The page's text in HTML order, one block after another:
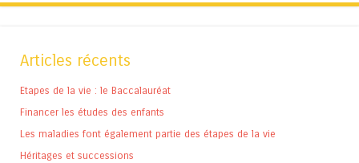
Articles récents
Etapes de la vie : le Baccalauréat
Financer les études des enfants
Les maladies font également partie des étapes de la vie
Héritages et successions